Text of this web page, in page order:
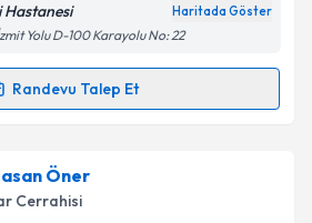
kabul ediyorum.
Talebini Gönder
Hastanesi Haritada Göster
Yolu D-100 Karayolu No: 22
Randevu Talep Et
Talebi
Özbudakiçin randevu takvimi talebi
uzmandan randevu almanız için bir
e-posta ile bilgilendireceğiz.
Öner
Cerrahisi